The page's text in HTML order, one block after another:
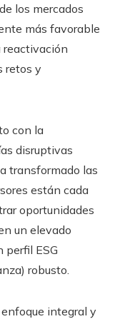
los mercados
más favorable
reactivación
retos y
con la
disruptivas
transformado las
están cada
oportunidades
un elevado
perfil ESG
robusto.
integral y